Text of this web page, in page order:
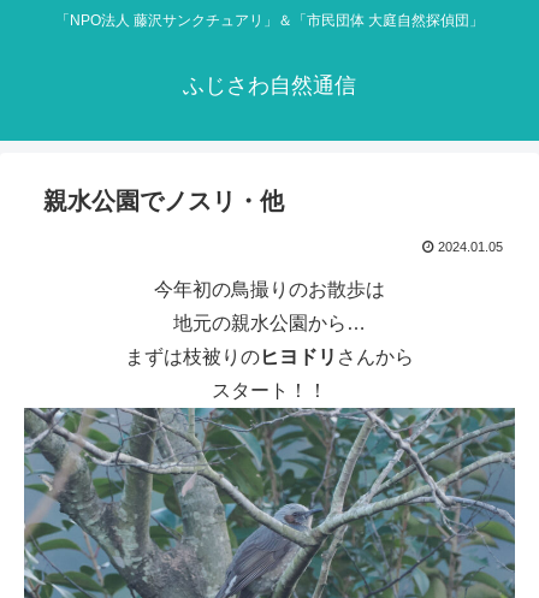
「NPO法人 藤沢サンクチュアリ」＆「市民団体 大庭自然探偵団」
ふじさわ自然通信
親水公園でノスリ・他
2024.01.05
今年初の鳥撮りのお散歩は
地元の親水公園から…
まずは枝被りのヒヨドリ さんから
スタート！！